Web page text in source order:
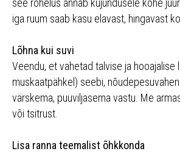
see rohelus annab kujundusele kohe
iga ruum saab kasu elavast, hingavast
Lõhna kui suvi
Veendu, et vahetad talvise ja hooajalise
muskaatpähkel) seebi,
värskema, puuviljasema vastu. Me
või tsitrust.
Lisa ranna teemalist õhkkonda